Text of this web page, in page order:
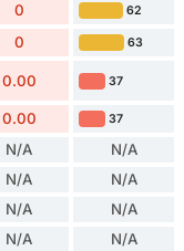
0 62
0 63
0.00 37
0.00 37
N/A N/A
N/A N/A
N/A N/A
N/A N/A